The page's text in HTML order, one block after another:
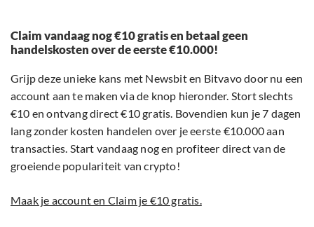
Claim vandaag nog €10 gratis en betaal geen
handelskosten over de eerste €10.000!
Grijp deze unieke kans met Newsbit en Bitvavo door nu een
account aan te maken via de knop hieronder. Stort slechts
€10 en ontvang direct €10 gratis. Bovendien kun je 7 dagen
lang zonder kosten handelen over je eerste €10.000 aan
transacties. Start vandaag nog en profiteer direct van de
groeiende populariteit van crypto!
Maak je account en Claim je €10 gratis.